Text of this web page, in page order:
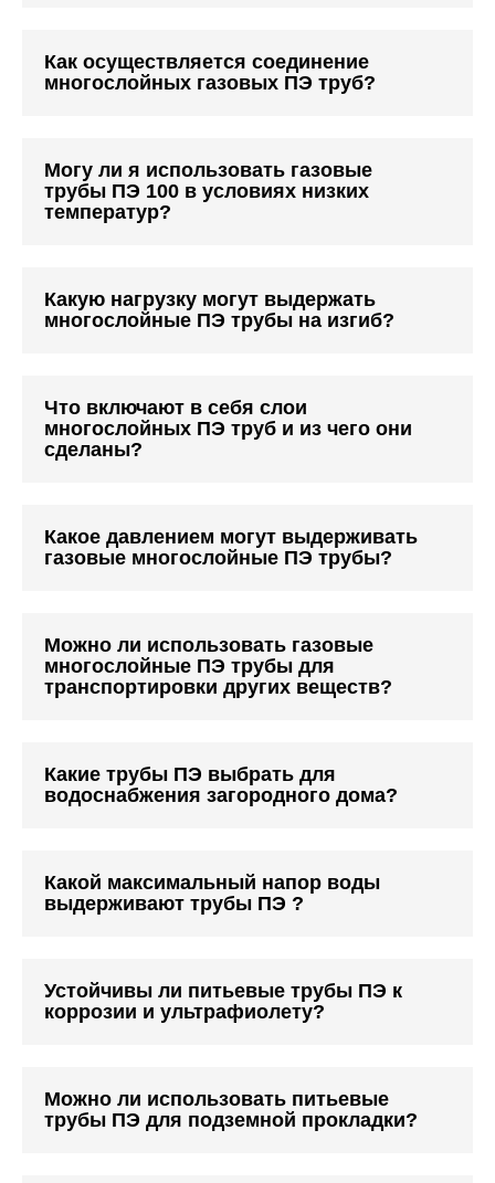
Как осуществляется соединение
многослойных газовых ПЭ труб?
Могу ли я использовать газовые
трубы ПЭ 100 в условиях низких
температур?
Какую нагрузку могут выдержать
многослойные ПЭ трубы на изгиб?
Что включают в себя слои
многослойных ПЭ труб и из чего они
сделаны?
Какое давлением могут выдерживать
газовые многослойные ПЭ трубы?
Можно ли использовать газовые
многослойные ПЭ трубы для
транспортировки других веществ?
Какие трубы ПЭ выбрать для
водоснабжения загородного дома?
Какой максимальный напор воды
выдерживают трубы ПЭ ?
Устойчивы ли питьевые трубы ПЭ к
коррозии и ультрафиолету?
Можно ли использовать питьевые
трубы ПЭ для подземной прокладки?